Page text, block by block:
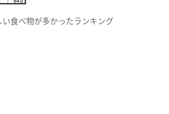
食べ物が多かったランキング